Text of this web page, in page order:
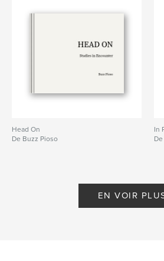
Head On
De Buzz Pioso
In
EN VOIR